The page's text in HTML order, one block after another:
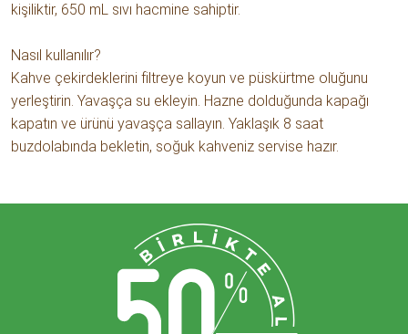
kişiliktir, 650 mL sıvı hacmine sahiptir.
Nasıl kullanılır?
Kahve çekirdeklerini filtreye koyun ve püskürtme oluğunu
yerleştirin. Yavaşça su ekleyin. Hazne dolduğunda kapağı
kapatın ve ürünü yavaşça sallayın. Yaklaşık 8 saat
buzdolabında bekletin, soğuk kahveniz servise hazır.